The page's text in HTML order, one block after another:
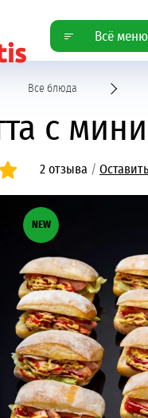
Всё меню
Все блюда
с
2 отзыва /
NEW